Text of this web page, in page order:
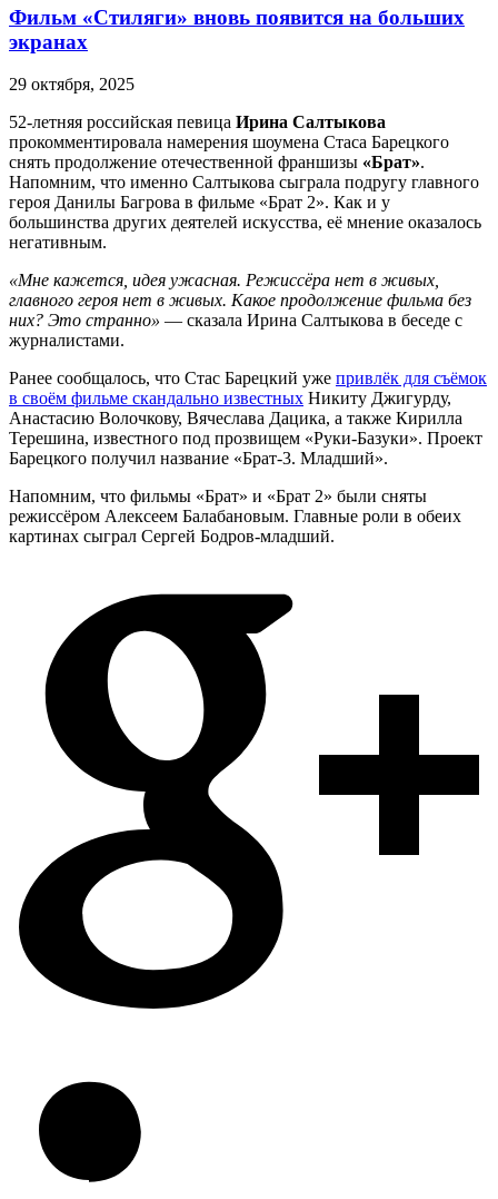
Фильм «Стиляги» вновь появится на больших
экранах
29 октября, 2025
52-летняя российская певица Ирина Салтыкова
прокомментировала намерения шоумена Стаса Барецкого
снять продолжение отечественной франшизы «Брат».
Напомним, что именно Салтыкова сыграла подругу главного
героя Данилы Багрова в фильме «Брат 2». Как и у
большинства других деятелей искусства, её мнение оказалось
негативным.
«Мне кажется, идея ужасная. Режиссёра нет в живых,
главного героя нет в живых. Какое продолжение фильма без
них? Это странно» — сказала Ирина Салтыкова в беседе с
журналистами.
Ранее сообщалось, что Стас Барецкий уже привлёк для съёмок
в своём фильме скандально известных Никиту Джигурду,
Анастасию Волочкову, Вячеслава Дацика, а также Кирилла
Терешина, известного под прозвищем «Руки-Базуки». Проект
Барецкого получил название «Брат-3. Младший».
Напомним, что фильмы «Брат» и «Брат 2» были сняты
режиссёром Алексеем Балабановым. Главные роли в обеих
картинах сыграл Сергей Бодров-младший.